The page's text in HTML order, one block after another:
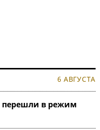
6 АВГУСТА
в режим